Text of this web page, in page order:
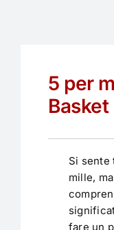
5 per
Basket
Si sente
mille,
fare un